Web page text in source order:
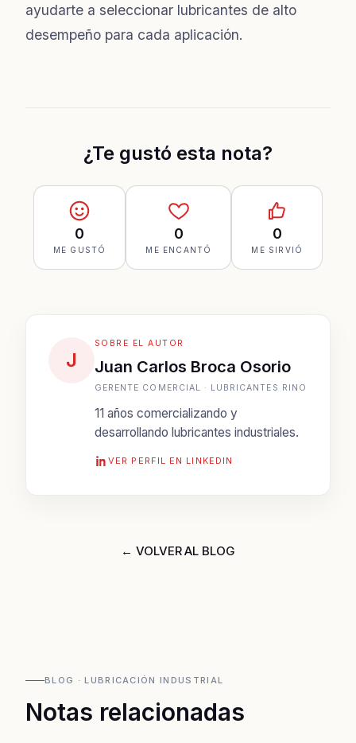
ayudarte a seleccionar lubricantes de alto
desempeño para cada aplicación.
¿Te gustó esta nota?
0
ME GUSTÓ
0
ME ENCANTÓ
0
ME SIRVIÓ
J
SOBRE EL AUTOR
Juan Carlos Broca Osorio
GERENTE COMERCIAL · LUBRICANTES RINO
11 años comercializando y
desarrollando lubricantes industriales.
VER PERFIL EN LINKEDIN
← VOLVER AL BLOG
BLOG · LUBRICACIÓN INDUSTRIAL
Notas relacionadas